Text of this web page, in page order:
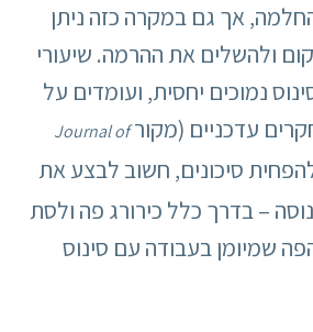
אך גם במקרה כזה ניתן
ולהשלים את ההרמה. שיעורי
נמוכים יחסית, ועומדים על
Journal of
סיכונים, חשוב לבצע את
– בדרך כלל כירורג פה ולסת
שמיומן בעבודה עם סינוס